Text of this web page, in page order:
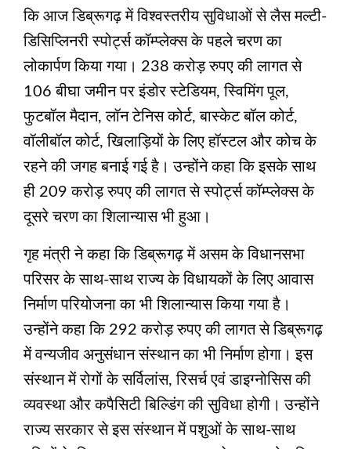
कि आज डिब्रूगढ़ में विश्वस्तरीय सुविधाओं से लैस मल्टी-
डिसिप्लिनरी स्पोर्ट्स कॉम्प्लेक्स के पहले चरण का
लोकार्पण किया गया। 238 करोड़ रुपए की लागत से
106 बीघा जमीन पर इंडोर स्टेडियम, स्विमिंग पूल,
फुटबॉल मैदान, लॉन टेनिस कोर्ट, बास्केट बॉल कोर्ट,
वॉलीबॉल कोर्ट, खिलाड़ियों के लिए हॉस्टल और कोच के
रहने की जगह बनाई गई है। उन्होंने कहा कि इसके साथ
ही 209 करोड़ रुपए की लागत से स्पोर्ट्स कॉम्प्लेक्स के
दूसरे चरण का शिलान्यास भी हुआ।
गृह मंत्री ने कहा कि डिब्रूगढ़ में असम के विधानसभा
परिसर के साथ-साथ राज्य के विधायकों के लिए आवास
निर्माण परियोजना का भी शिलान्यास किया गया है।
उन्होंने कहा कि 292 करोड़ रुपए की लागत से डिब्रूगढ़
में वन्यजीव अनुसंधान संस्थान का भी निर्माण होगा। इस
संस्थान में रोगों के सर्विलांस, रिसर्च एवं डाइग्नोसिस की
व्यवस्था और कपैसिटी बिल्डिंग की सुविधा होगी। उन्होंने
राज्य सरकार से इस संस्थान में पशुओं के साथ-साथ